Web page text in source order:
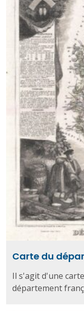
Carte du
Il s'agit d'une
département